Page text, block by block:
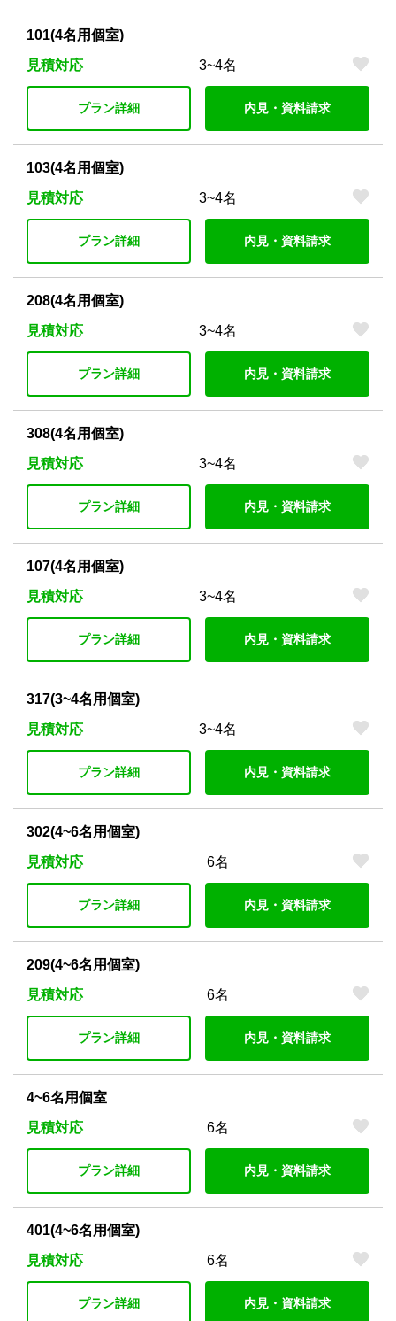
101(4名用個室)
見積対応
3~4名
プラン詳細 内見・資料請求
103(4名用個室)
見積対応
3~4名
プラン詳細 内見・資料請求
208(4名用個室)
見積対応
3~4名
プラン詳細 内見・資料請求
308(4名用個室)
見積対応
3~4名
プラン詳細 内見・資料請求
107(4名用個室)
見積対応
3~4名
プラン詳細 内見・資料請求
317(3~4名用個室)
見積対応
3~4名
プラン詳細 内見・資料請求
302(4~6名用個室)
見積対応
6名
プラン詳細 内見・資料請求
209(4~6名用個室)
見積対応
6名
プラン詳細 内見・資料請求
4~6名用個室
見積対応
6名
プラン詳細 内見・資料請求
401(4~6名用個室)
見積対応
6名
プラン詳細 内見・資料請求